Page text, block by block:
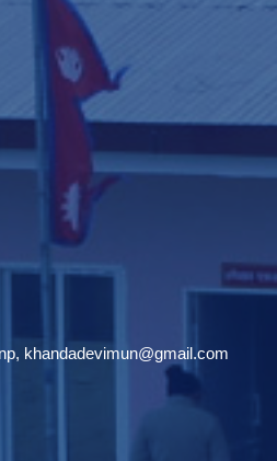
khandadevimun@gmail.com